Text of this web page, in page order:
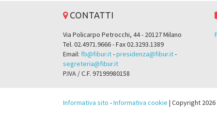
CONTATTI
Via Policarpo Petrocchi, 44 - 20127 Milano
Tel. 02.4971.9666 - Fax 02.3293.1389
Email: fb@fibur.it-presidenza@fibur.it-
segreteria@fibur.it
P.IVA / C.F. 97199980158
Informativa sito -Informativa cookie | Copyright